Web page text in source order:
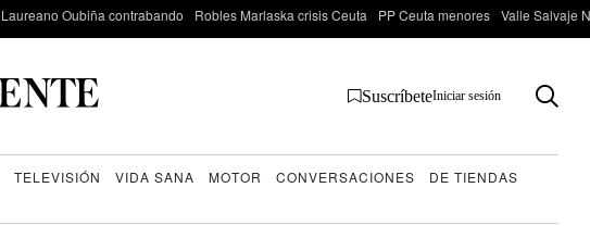
Laureano Oubiña contrabando Robles Marlaska crisis Ceuta PP Ceuta menores Valle Salvaje
SuscríbeteIniciar sesión
TELEVISIÓN VIDA SANA MOTOR CONVERSACIONES
DE TIENDAS